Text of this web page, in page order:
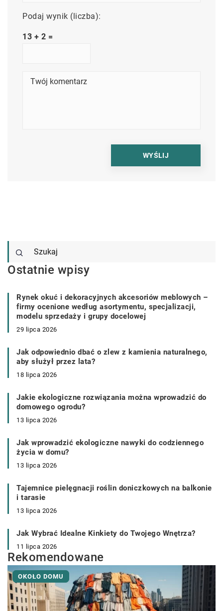
Podaj wynik (liczba):
13 + 2 =
Ostatnie wpisy
Rynek okuć i dekoracyjnych akcesoriów meblowych –
firmy ocenione według asortymentu, specjalizacji,
modelu sprzedaży i grupy docelowej
29 lipca 2026
Jak odpowiednio dbać o zlew z kamienia naturalnego,
aby służył przez lata?
18 lipca 2026
Jakie ekologiczne rozwiązania można wprowadzić do
domowego ogrodu?
13 lipca 2026
Jak wprowadzić ekologiczne nawyki do codziennego
życia w domu?
13 lipca 2026
Tajemnice pielęgnacji roślin doniczkowych na balkonie
i tarasie
13 lipca 2026
Jak Wybrać Idealne Kinkiety do Twojego Wnętrza?
11 lipca 2026
Rekomendowane
OKOŁO DOMU